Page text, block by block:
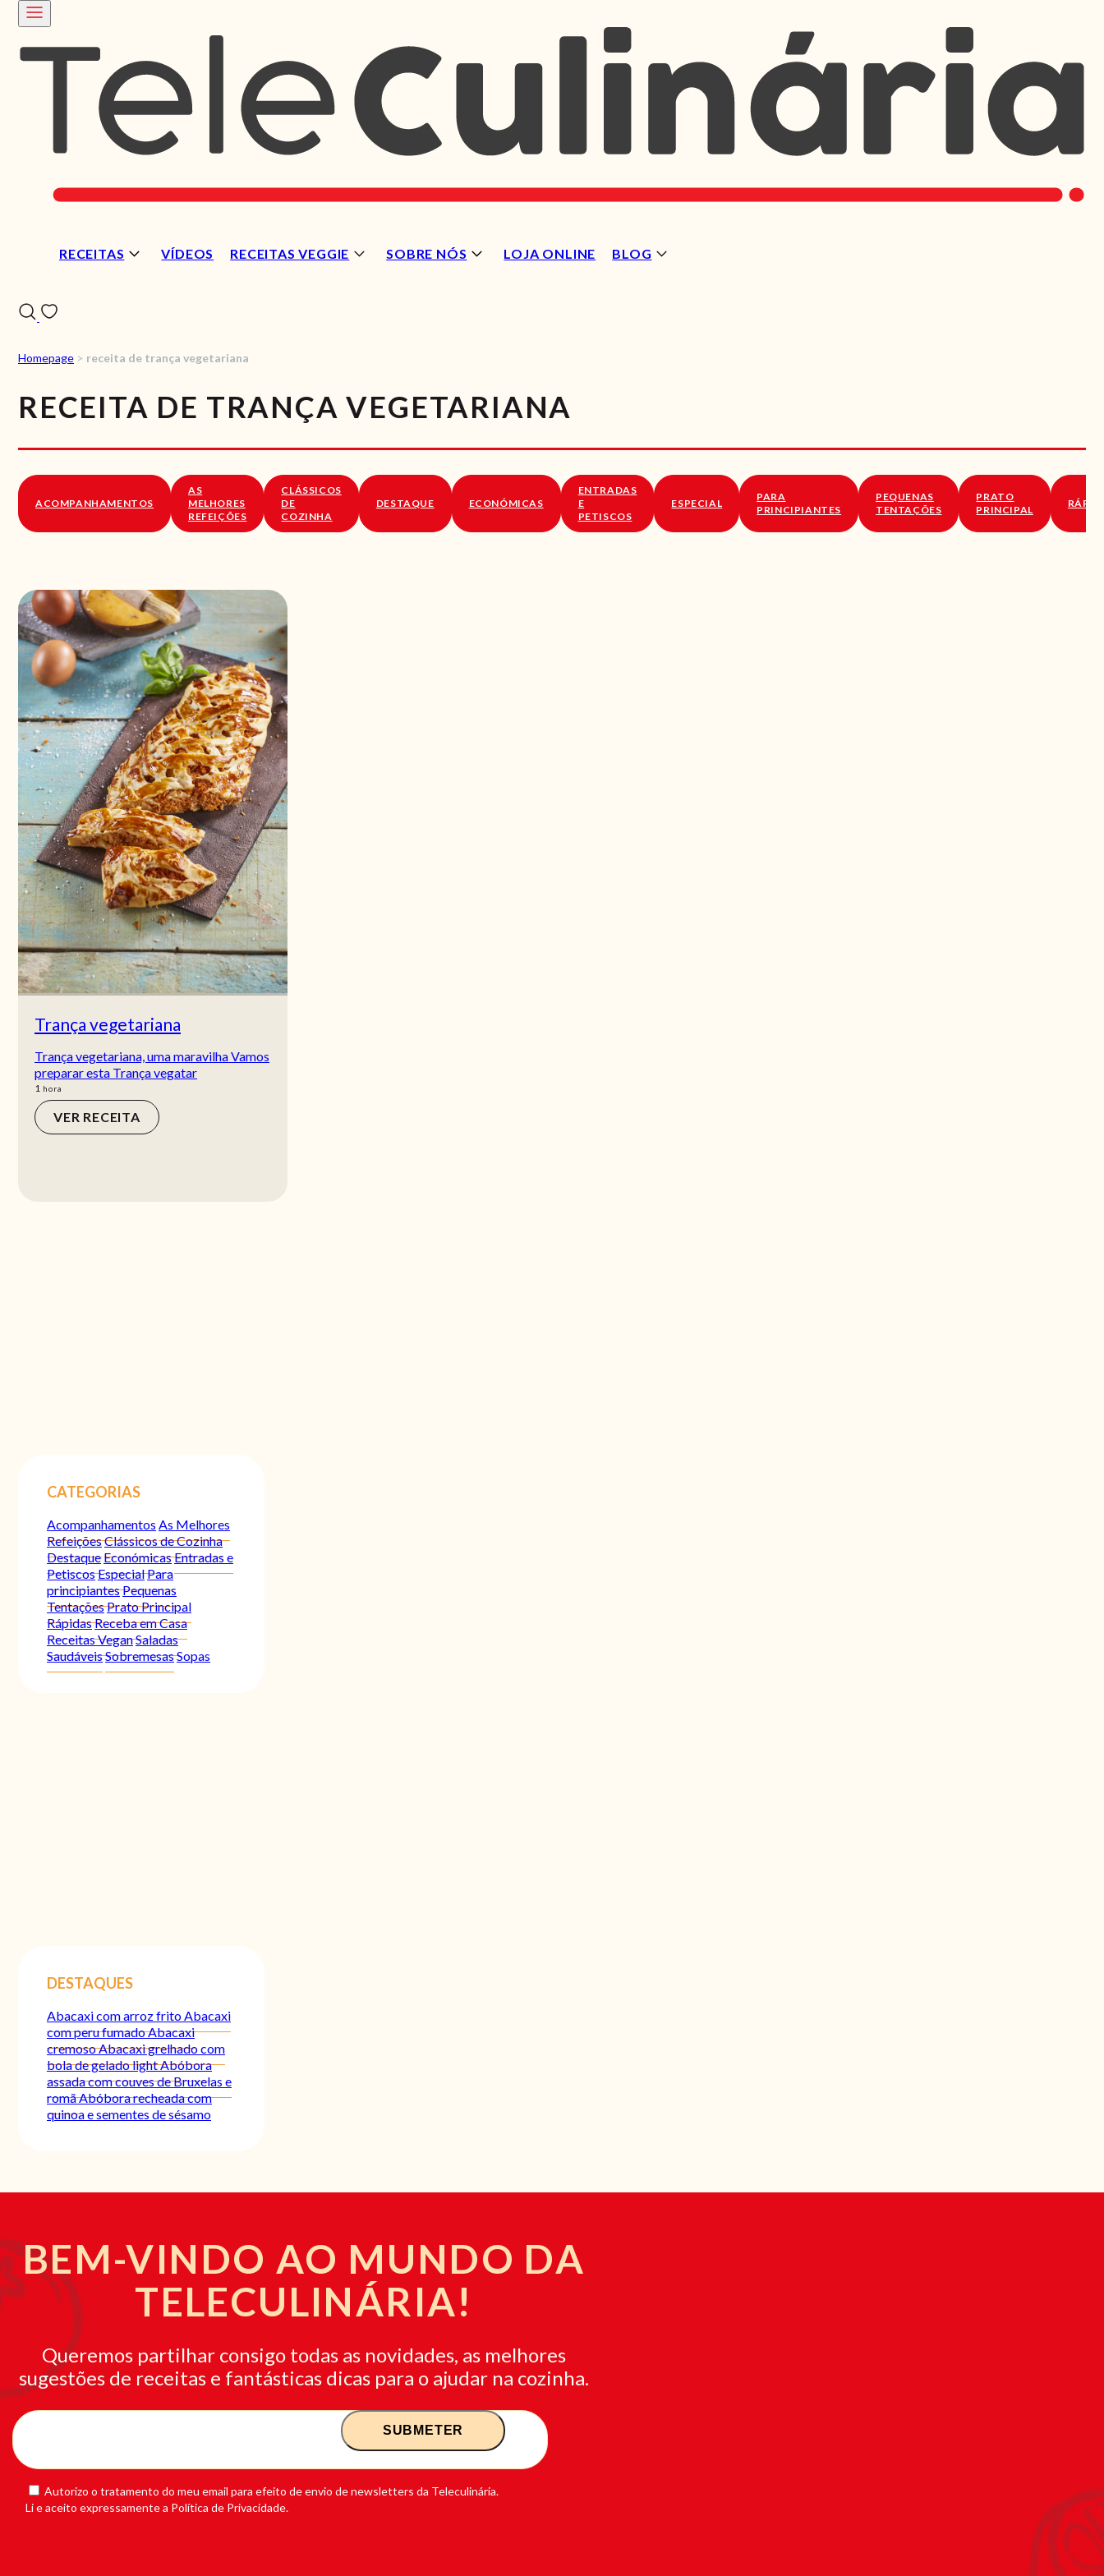
RECEITAS VÍDEOS RECEITAS VEGGIE SOBRE NÓS LOJA ONLINE BLOG
VÍDEOS
SOBRE NÓS
Homepage > receita de trança vegetariana
RECEITA DE TRANÇA VEGETARIANA
ACOMPANHAMENTOS
AS
MELHORES
REFEIÇÕES
CLÁSSICOS
DE
COZINHA
DESTAQUE ECONÓMICAS
ENTRADAS
E
PETISCOS
ESPECIAL
PARA
PRINCIPIANTES
PEQUENAS
TENTAÇÕES
PRATO
PRINCIPAL
Trança vegetariana
Trança vegetariana, uma maravilha Vamos
preparar esta Trança vegatar
1 hora
hora
VER RECEITA
CATEGORIAS
Acompanhamentos As Melhores
RefeiçõesClássicos de Cozinha
Destaque EconómicasEntradas e
PetiscosEspecialPara
principiantesPequenas
TentaçõesPrato Principal
RápidasReceba em Casa
Receitas VeganSaladas
SaudáveisSobremesasSopas
DESTAQUES
Abacaxi com arroz fritoAbacaxi
com peru fumadoAbacaxi
cremosoAbacaxi grelhado com
bola de gelado lightAbóbora
assada com couves de Bruxelas e
romãAbóbora recheada com
quinoa e sementes de sésamo
BEM-VINDO AO MUNDO DA
TELECULINÁRIA!
Queremos partilhar consigo todas as novidades, as melhores
sugestões de receitas e fantásticas dicas para o ajudar na cozinha.
Autorizo o tratamento do meu email para efeito de envio de newsletters da Teleculinária.
Li e aceito expressamente a Política de Privacidade.